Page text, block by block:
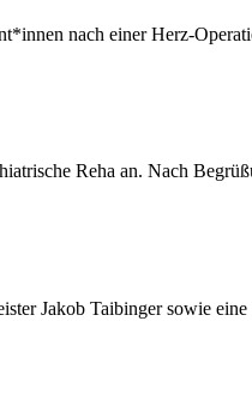
nach einer Herz-
Reha an. Nach
Jakob Taibinger sowie